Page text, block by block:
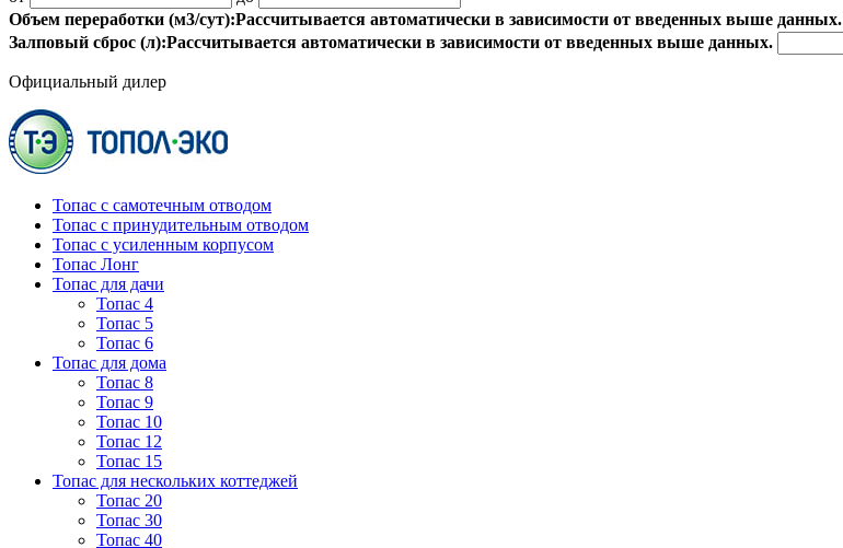
Объем переработки (м3/сут):Рассчитывается автоматически в зависимости от введенных выше данных.
Залповый сброс (л):Рассчитывается автоматически в зависимости от введенных выше данных.
Официальный дилер
Топас с самотечным отводом
Топас с принудительным отводом
Топас с усиленным корпусом
Топас Лонг
Топас для дачи
Топас 4
Топас 5
Топас 6
Топас для дома
Топас 8
Топас 9
Топас 10
Топас 12
Топас 15
Топас для нескольких коттеджей
Топас 20
Топас 30
Топас 40